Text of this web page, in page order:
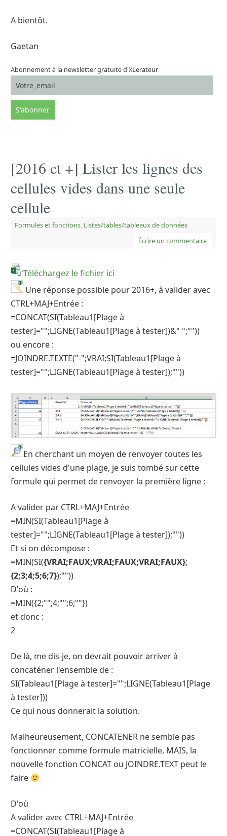
A bientôt.
Gaetan
Abonnement à la newsletter gratuite d'XLerateur
[2016 et +] Lister les lignes des
cellules vides dans une seule
cellule
| Formules et fonctions, Listes/tables/tableaux de données
Écrire un commentaire
Téléchargez le fichier ici
Une réponse possible pour 2016+, à valider avec
CTRL+MAJ+Entrée :
=CONCAT(SI(Tableau1[Plage à
tester]="";LIGNE(Tableau1[Plage à tester])&" ";""))
ou encore :
=JOINDRE.TEXTE("-";VRAI;SI(Tableau1[Plage à
tester]="";LIGNE(Tableau1[Plage à tester]);""))
En cherchant un moyen de renvoyer toutes les
cellules vides d'une plage, je suis tombé sur cette
formule qui permet de renvoyer la première ligne :
A valider par CTRL+MAJ+Entrée
=MIN(SI(Tableau1[Plage à
tester]="";LIGNE(Tableau1[Plage à tester]);""))
Et si on décompose :
=MIN(SI({VRAI;FAUX;VRAI;FAUX;VRAI;FAUX};
{2;3;4;5;6;7});""))
D'où :
=MIN({2;"";4;"";6;""})
et donc :
2
De là, me dis-je, on devrait pouvoir arriver à
concaténer l'ensemble de :
SI(Tableau1[Plage à tester]="";LIGNE(Tableau1[Plage
à tester]))
Ce qui nous donnerait la solution.
Malheureusement, CONCATENER ne semble pas
fonctionner comme formule matricielle, MAIS, la
nouvelle fonction CONCAT ou JOINDRE.TEXT peut le
faire
D'où
A valider avec CTRL+MAJ+Entrée
=CONCAT(SI(Tableau1[Plage à